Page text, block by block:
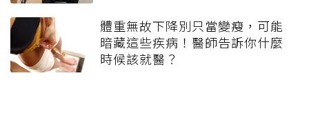
體重無故下降別只當變瘦，可能
暗藏這些疾病！醫師告訴你什麼
時候該就醫？